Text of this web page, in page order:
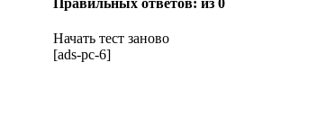
Правильных ответов: из 0
Начать тест заново
[ads-pc-6]